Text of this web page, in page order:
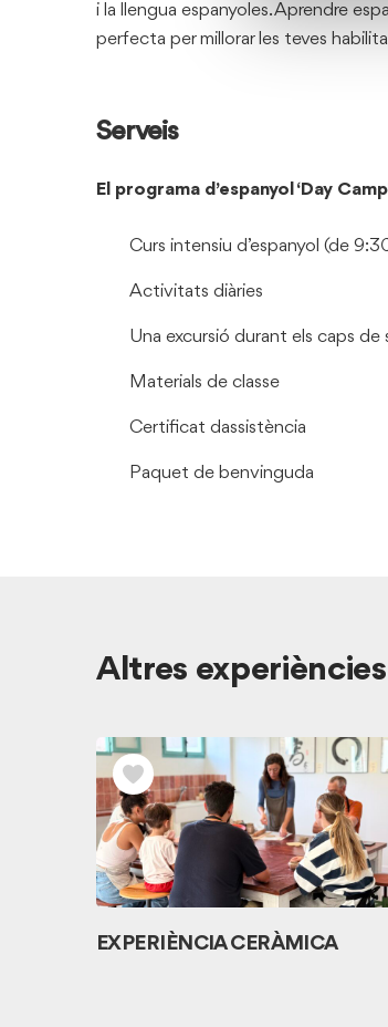
i la llengua espanyoles. Aprendre
perfecta per millorar les teves
Serveis
El programa d’espanyol ‘Day
Curs intensiu d’espanyol (de
Activitats diàries
Una excursió durant els caps de
Materials de classe
Certificat dassistència
Paquet de benvinguda
Altres experiències
EXPERIÈNCIA CERÀMICA